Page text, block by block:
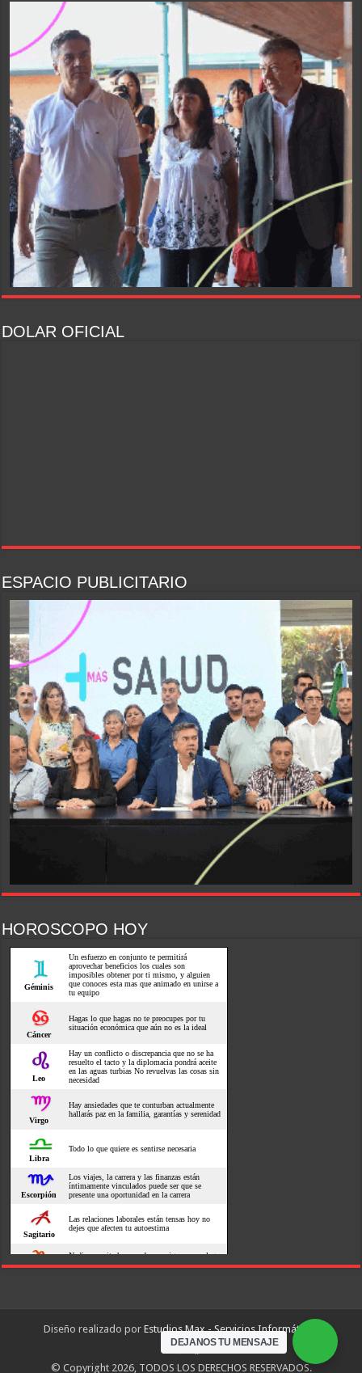
DEJANOS TU MENSAJE
DOLAR OFICIAL
ESPACIO PUBLICITARIO
HOROSCOPO HOY
Diseño realizado por Estudios Max - Servicios Informáticos
© Copyright 2026, TODOS LOS DERECHOS RESERVADOS.